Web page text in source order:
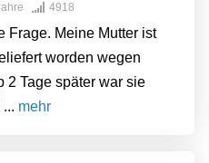
4918
Frage. Meine Mutter ist
worden wegen
2 Tage später war sie
mehr